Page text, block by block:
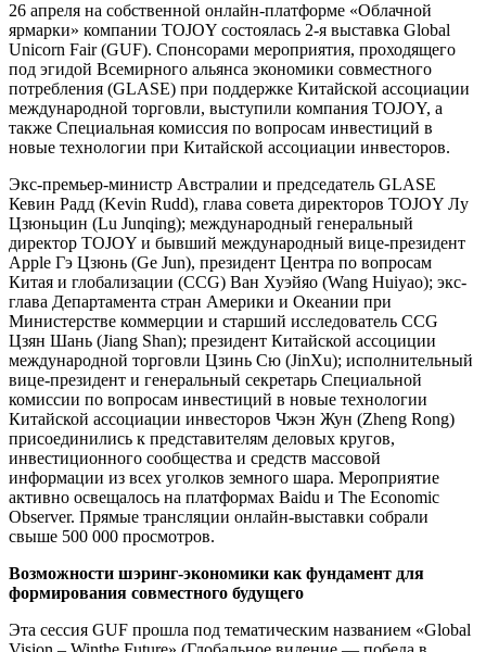
26 апреля на собственной онлайн-платформе «Облачной
ярмарки» компании TOJOY состоялась 2-я выставка Global
Unicorn Fair (GUF). Спонсорами мероприятия, проходящего
под эгидой Всемирного альянса экономики совместного
потребления (GLASE) при поддержке Китайской ассоциации
международной торговли, выступили компания TOJOY, а
также Специальная комиссия по вопросам инвестиций в
новые технологии при Китайской ассоциации инвесторов.
Экс-премьер-министр Австралии и председатель GLASE
Кевин Радд (Kevin Rudd), глава совета директоров TOJOY Лу
Цзюньцин (Lu Junqing); международный генеральный
директор TOJOY и бывший международный вице-президент
Apple Гэ Цзюнь (Ge Jun), президент Центра по вопросам
Китая и глобализации (CCG) Ван Хуэйяо (Wang Huiyao); экс-
глава Департамента стран Америки и Океании при
Министерстве коммерции и старший исследователь CCG
Цзян Шань (Jiang Shan); президент Китайской ассоциции
международной торговли Цзинь Сю (JinXu); исполнительный
вице-президент и генеральный секретарь Специальной
комиссии по вопросам инвестиций в новые технологии
Китайской ассоциации инвесторов Чжэн Жун (Zheng Rong)
присоединились к представителям деловых кругов,
инвестиционного сообщества и средств массовой
информации из всех уголков земного шара. Мероприятие
активно освещалось на платформах Baidu и The Economic
Observer. Прямые трансляции онлайн-выставки собрали
свыше 500 000 просмотров.
Возможности шэринг-экономики как фундамент для
формирования совместного будущего
Эта сессия GUF прошла под тематическим названием «Global